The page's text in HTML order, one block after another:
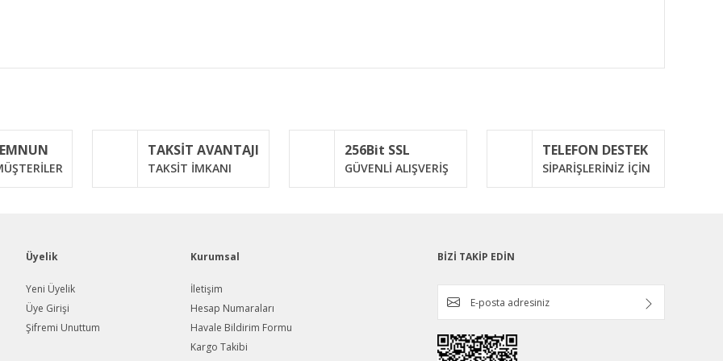
Yorum Yaz
Gönder
TAKSİT AVANTAJI
TAKSİT İMKANI
256Bit SSL
GÜVENLİ ALIŞVERİŞ
TELEFON DESTEK
SİPARİŞLERİNİZ İÇİN
Üyelik
Yeni Üyelik
Üye Girişi
Şifremi Unuttum
Kurumsal
İletişim
Hesap Numaraları
Havale Bildirim Formu
Kargo Takibi
BİZİ TAKİP EDİN